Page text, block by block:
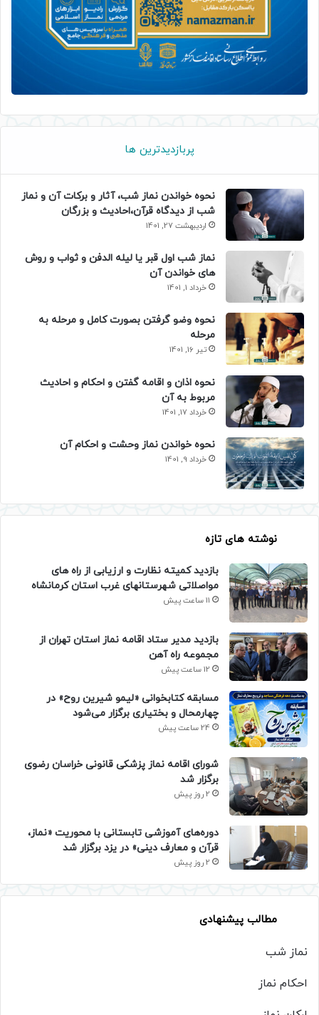
پربازدیدترین ها
نحوه خواندن نماز شب، آثار و برکات آن و نماز
شب از دیدگاه قرآن،احادیث و بزرگان
اردیبهشت 27, 1401
نماز شب اول قبر یا لیله الدفن و ثواب و روش
های خواندن آن
خرداد 1, 1401
نحوه وضو گرفتن بصورت کامل و مرحله به
مرحله
تیر 16, 1401
نحوه اذان و اقامه گفتن و احکام و احادیث
مربوط به آن
خرداد 17, 1401
نحوه خواندن نماز وحشت و احکام آن
خرداد 9, 1401
نوشته های تازه
بازدید کمیته نظارت و ارزیابی از راه های
مواصلاتی شهرستانهای غرب استان کرمانشاه
11 ساعت پیش
بازدید مدیر ستاد اقامه نماز استان تهران از
مجموعه راه آهن
12 ساعت پیش
مسابقه کتابخوانی «لیمو شیرین روح» در
چهارمحال و بختیاری برگزار می‌شود
24 ساعت پیش
شورای اقامه نماز پزشکی قانونی خراسان رضوی
برگزار شد
2 روز پیش
دوره‌های آموزشی تابستانی با محوریت «نماز،
قرآن و معارف دینی» در یزد برگزار شد
2 روز پیش
مطالب پیشنهادی
نماز شب
احکام نماز